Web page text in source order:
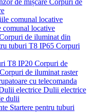
Corpuri de
comunal locative
de iluminat din
Corpuri
Corpuri de
Dulii electrice
dulii
Startere pentru tuburi